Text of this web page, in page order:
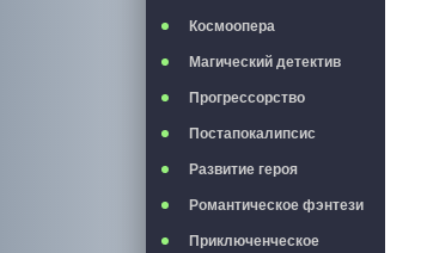
Космоопера
Магический детектив
Прогрессорство
Постапокалипсис
Развитие героя
Романтическое фэнтези
Приключенческое